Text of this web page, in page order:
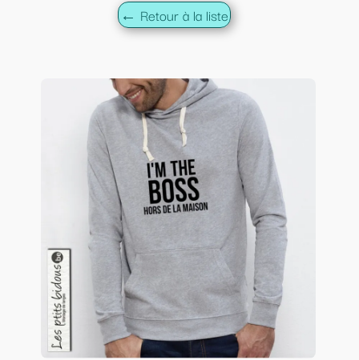
← Retour à la liste